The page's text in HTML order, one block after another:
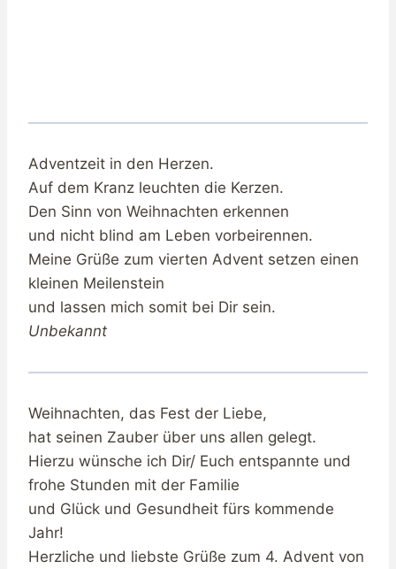
Adventzeit in den Herzen.
Auf dem Kranz leuchten die Kerzen.
Den Sinn von Weihnachten erkennen
und nicht blind am Leben vorbeirennen.
Meine Grüße zum vierten Advent setzen einen
kleinen Meilenstein
und lassen mich somit bei Dir sein.
Unbekannt
Weihnachten, das Fest der Liebe,
hat seinen Zauber über uns allen gelegt.
Hierzu wünsche ich Dir/ Euch entspannte und
frohe Stunden mit der Familie
und Glück und Gesundheit fürs kommende
Jahr!
Herzliche und liebste Grüße zum 4. Advent von